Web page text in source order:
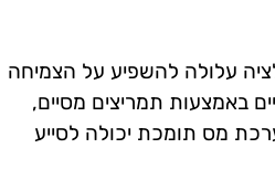
עלולה להשפיע על הצמיחה
באמצעות תמריצים מסיים,
מס תומכת יכולה לסייע